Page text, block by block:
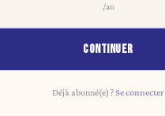
/an
CONTINUER
Déjà abonné(e) ?Se connecter